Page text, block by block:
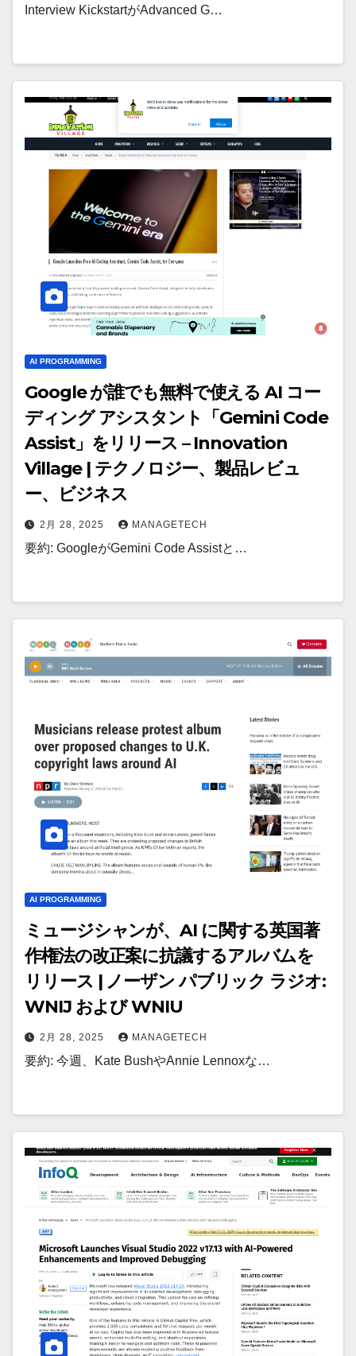
Interview KickstartがAdvanced G…
AI PROGRAMMING
Google が誰でも無料で使える AI コー
ディング アシスタント「Gemini Code
Assist」をリリース – Innovation
Village | テクノロジー、製品レビュ
ー、ビジネス
2月 28, 2025 MANAGETECH
要約: GoogleがGemini Code Assistと…
AI PROGRAMMING
ミュージシャンが、AI に関する英国著
作権法の改正案に抗議するアルバムを
リリース | ノーザン パブリック ラジオ:
WNIJ および WNIU
2月 28, 2025 MANAGETECH
要約: 今週、Kate BushやAnnie Lennoxな…